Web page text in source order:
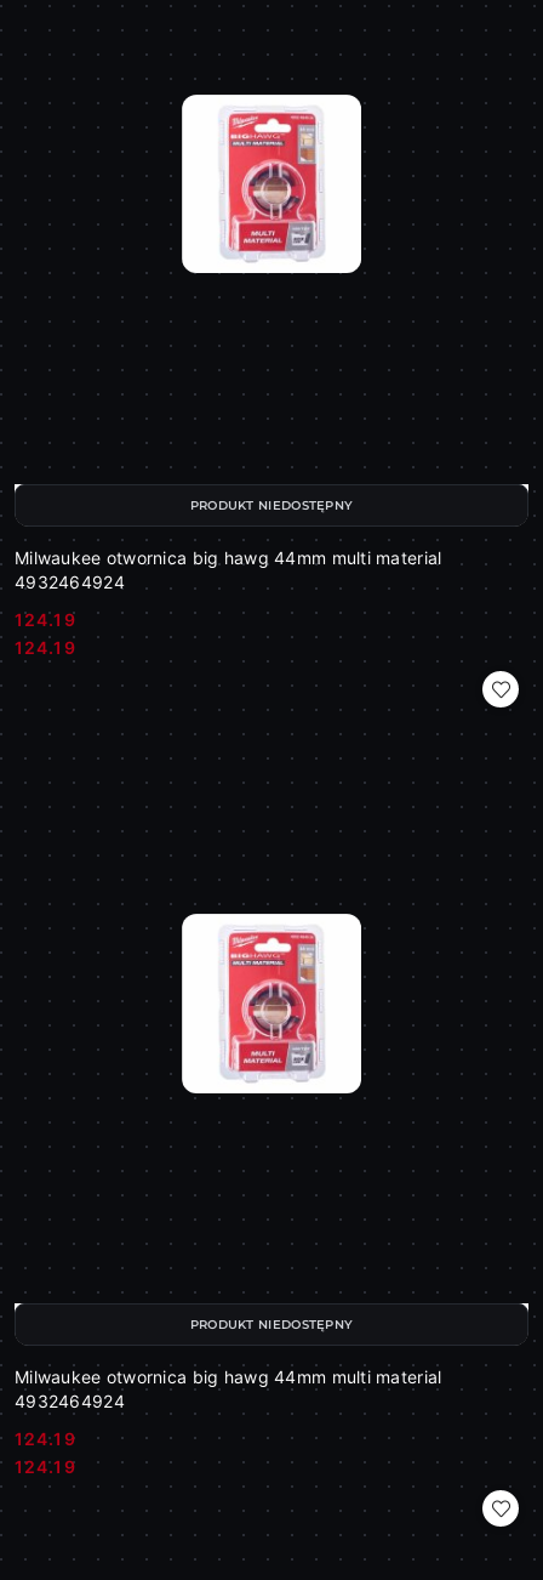
Milwaukee otwornica big hawg 44mm multi material
4932464924
Cena:
124.19
Cena:
124.19
PRODUKT NIEDOSTĘPNY
Milwaukee otwornica big hawg 44mm multi material
4932464924
Cena:
124.19
Cena:
124.19
PRODUKT NIEDOSTĘPNY